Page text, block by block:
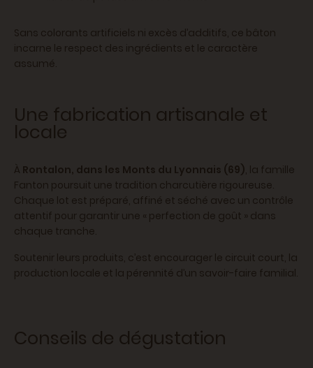
Sans colorants artificiels ni excès d’additifs, ce bâton
incarne le respect des ingrédients et le caractère
assumé.
Une fabrication artisanale et
locale
À Rontalon, dans les Monts du Lyonnais (69), la famille
Fanton poursuit une tradition charcutière rigoureuse.
Chaque lot est préparé, affiné et séché avec un contrôle
attentif pour garantir une « perfection de goût » dans
chaque tranche.
Soutenir leurs produits, c’est encourager le circuit court, la
production locale et la pérennité d’un savoir-faire familial.
Conseils de dégustation